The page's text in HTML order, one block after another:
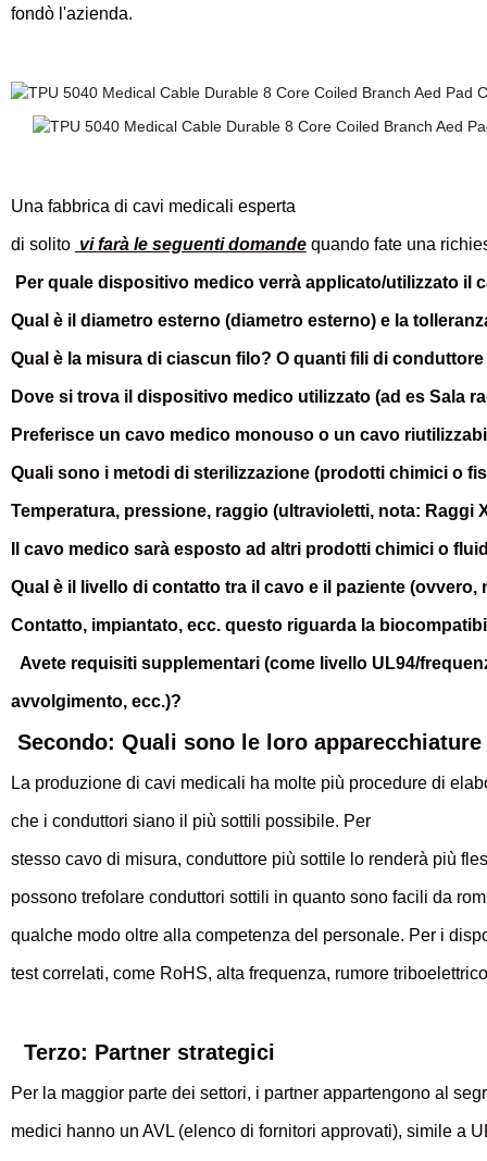
fondò l'azienda.
Una fabbrica di cavi medicali esperta
di solito vi farà le seguenti domandequando fate una
Per quale dispositivo medico verrà applicato/utilizzato il
Qual è il diametro esterno (diametro esterno) e la
Qual è la misura di ciascun filo? O quanti fili di
Dove si trova il dispositivo medico utilizzato (ad es Sala
Preferisce un cavo medico monouso o un cavo
Quali sono i metodi di sterilizzazione (prodotti chimici o
Temperatura, pressione, raggio (ultravioletti, nota:
Il cavo medico sarà esposto ad altri prodotti chimici o
Qual è il livello di contatto tra il cavo e il paziente
Contatto, impiantato, ecc. questo riguarda la
Avete requisiti supplementari (come livello UL94/
avvolgimento, ecc.)?
Secondo: Quali sono le loro
La produzione di cavi medicali ha molte più procedure di
che i conduttori siano il più sottili possibile. Per
stesso cavo di misura, conduttore più sottile lo renderà più
possono trefolare conduttori sottili in quanto sono facili da
qualche modo oltre alla competenza del personale. Per i
test correlati, come RoHS, alta frequenza, rumore
Terzo: Partner strategici
Per la maggior parte dei settori, i partner appartengono al
medici hanno un AVL (elenco di fornitori approvati), simile a